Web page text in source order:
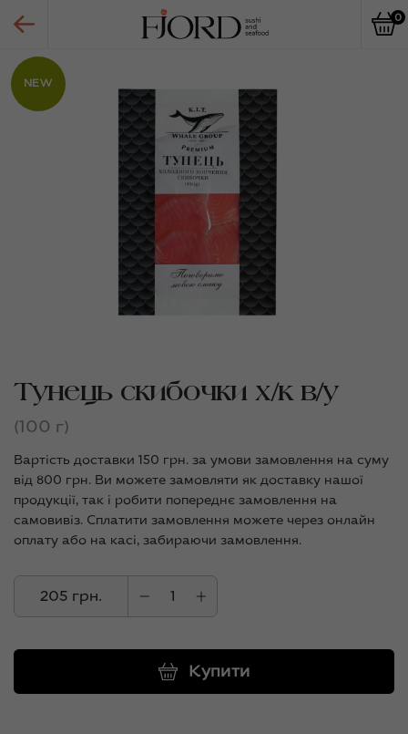
0
NEW
Тунець скибочки х/к в/у
(100 г)
Вартість доставки 150 грн. за умови замовлення на суму
від 800 грн. Ви можете замовляти як доставку нашої
продукції, так і робити попереднє замовлення на
самовивіз. Сплатити замовлення можете через онлайн
оплату або на касі, забираючи замовлення.
205 грн.
Купити